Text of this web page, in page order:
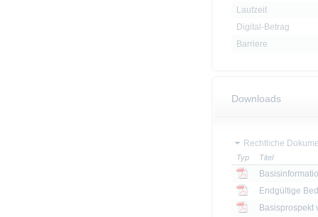
Laufzeit
Digital-Betrag
Barriere
Downloads
Rechtliche
Typ Titel
Endgültige
Basisprospekt